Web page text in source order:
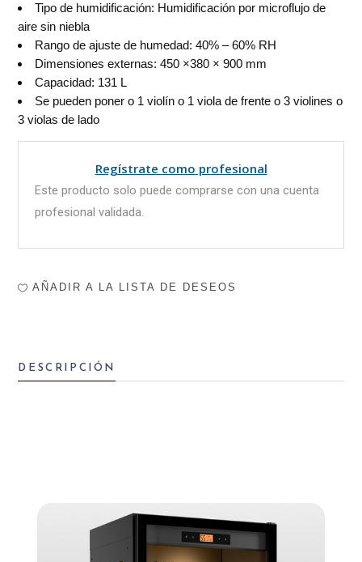
Tipo de humidificación: Humidificación por microflujo de
aire sin niebla
Rango de ajuste de humedad: 40% – 60% RH
Dimensiones externas: 450 ×380 × 900 mm
Capacidad: 131 L
Se pueden poner o 1 violín o 1 viola de frente o 3 violines o
3 violas de lado
Este producto solo puede comprarse con una cuenta
profesional validada.
Regístrate como profesional
AÑADIR A LA LISTA DE DESEOS
DESCRIPCIÓN